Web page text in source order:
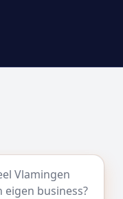
Vlamingen
eigen business?